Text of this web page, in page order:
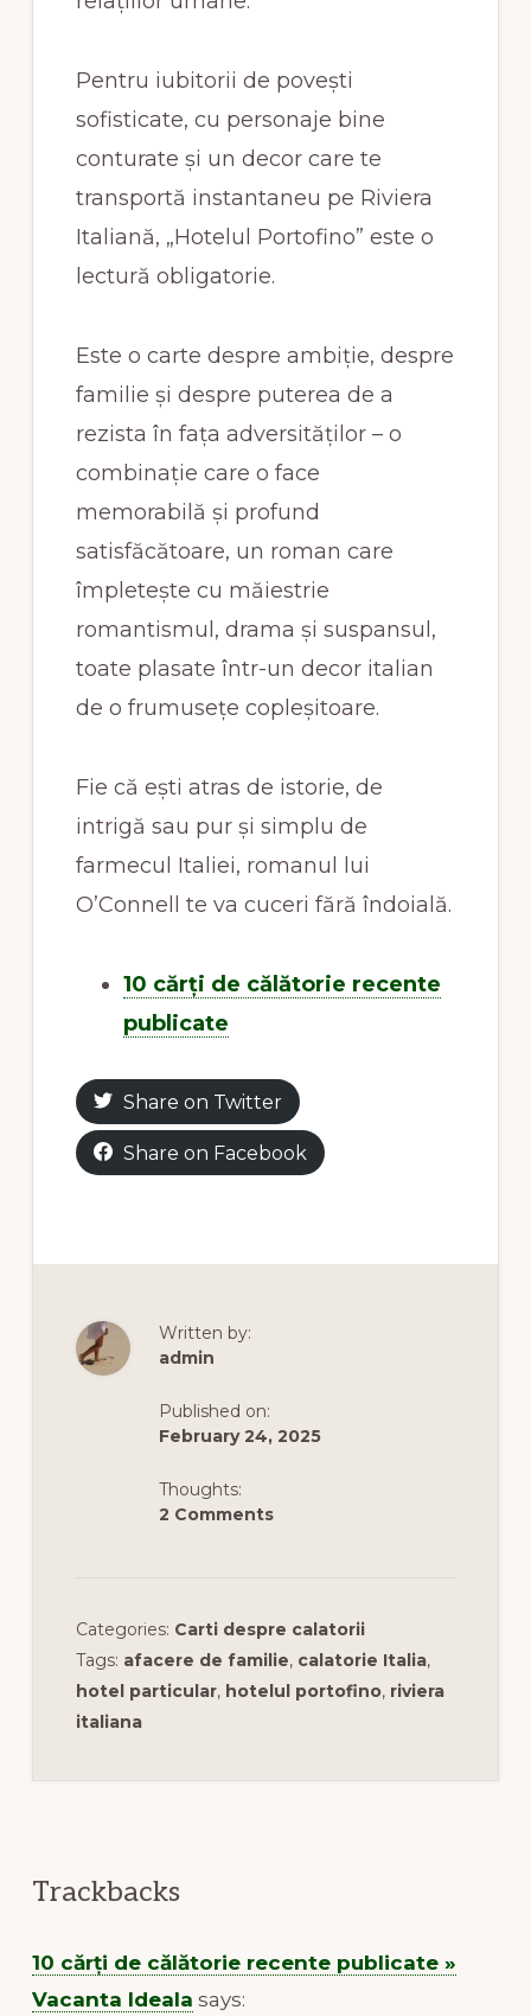
Pentru iubitorii de povești
sofisticate, cu personaje bine
conturate și un decor care te
transportă instantaneu pe Riviera
Italiană, „Hotelul Portofino” este o
lectură obligatorie.
Este o carte despre ambiție, despre
familie și despre puterea de a
rezista în fața adversităților – o
combinație care o face
memorabilă și profund
satisfăcătoare, un roman care
împletește cu măiestrie
romantismul, drama și suspansul,
toate plasate într-un decor italian
de o frumusețe copleșitoare.
Fie că ești atras de istorie, de
intrigă sau pur și simplu de
farmecul Italiei, romanul lui
O’Connell te va cuceri fără îndoială.
10 cărți de călătorie recente
publicate
Share on Twitter
Share on Facebook
Written by:
admin
Published on:
February 24, 2025
Thoughts:
2 Comments
Categories: Carti despre calatorii
Tags: afacere de familie, calatorie Italia,
hotel particular, hotelul portofino, riviera
italiana
Trackbacks
10 cărți de călătorie recente publicate »
Vacanta Ideala says: